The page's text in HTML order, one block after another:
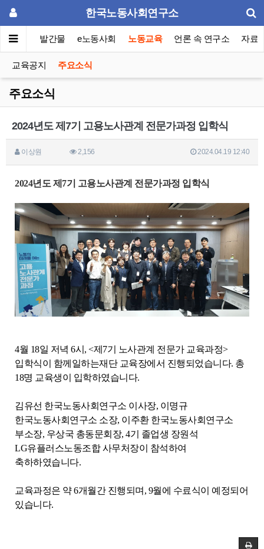
한국노동사회연구소
이퍼 발간물 e노동사회 노동교육 언론 속 연구소 자료
교육공지 주요소식
주요소식
2024년도 제7기 고용노사관계 전문가과정 입학식
이상원 2,156 2024.04.19 12:40
2024년도 제7기 고용노사관계 전문가과정 입학식
4월 18일 저녁 6시, <제7기 노사관계 전문가 교육과정>
입학식이 함께일하는재단 교육장에서 진행되었습니다. 총
18명 교육생이 입학하였습니다.
김유선 한국노동사회연구소 이사장, 이명규
한국노동사회연구소 소장, 이주환 한국노동사회연구소
부소장, 우상국 총동문회장, 4기 졸업생 장원석
LG유플러스노동조합 사무처장이 참석하여
축하하였습니다.
교육과정은 약 6개월간 진행되며, 9월에 수료식이 예정되어
있습니다.